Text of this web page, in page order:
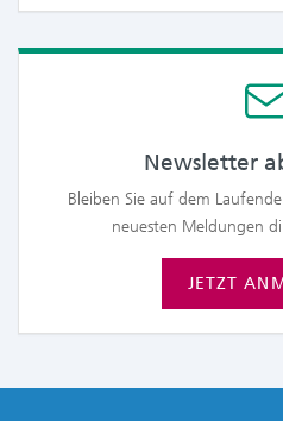
Newsletter
Bleiben Sie auf dem
neuesten Meldungen
JETZT